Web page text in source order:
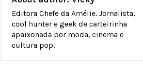
Editora Chefe da Amélie. Jornalista,
cool hunter e geek de carteirinha
apaixonada por moda, cinema e
cultura pop.